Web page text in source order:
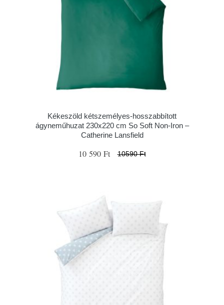
Kékeszöld kétszemélyes-hosszabbított
ágyneműhuzat 230x220 cm So Soft Non-Iron –
Catherine Lansfield
10 590 Ft 10590 Ft